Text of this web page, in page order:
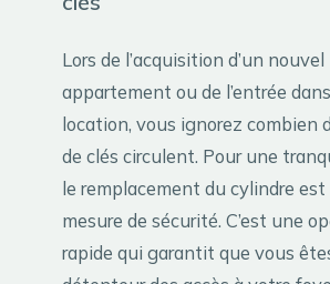
Lors de l’acquisition d’un nouvel
appartement ou de l’entrée
location, vous ignorez combien
de clés circulent. Pour une
le remplacement du cylindre est
mesure de sécurité. C’est une
rapide qui garantit que vous